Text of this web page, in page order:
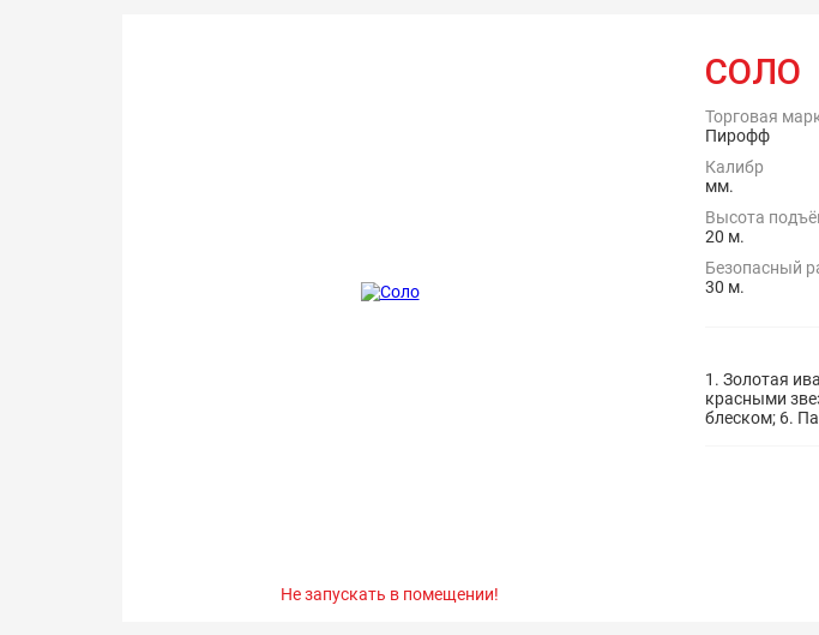
Не запускать в помещении!
СОЛО
Торговая
Пирофф
Калибр
мм.
Высота
20 м.
Безопасный
30 м.
1. Золотая
красными
блеском; 6.